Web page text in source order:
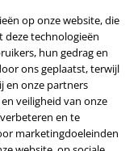
op onze website, die
deze technologieën
hun gedrag en
ons geplaatst, terwijl
en onze partners
veiligheid van onze
en te
marketingdoeleinden